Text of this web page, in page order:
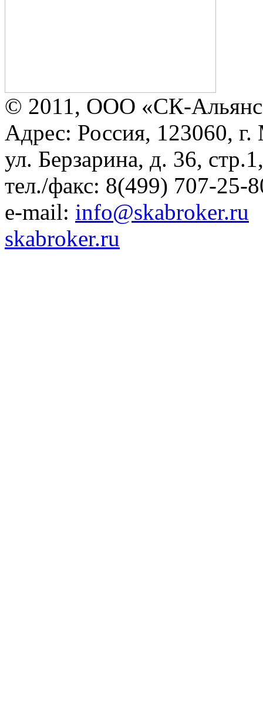
© 2011, ООО «СК-
Адрес: Россия, 123060, г.
ул. Берзарина, д. 36,
тел./факс: 8(499) 707-25-
e-mail: info@skabroker.ru
skabroker.ru